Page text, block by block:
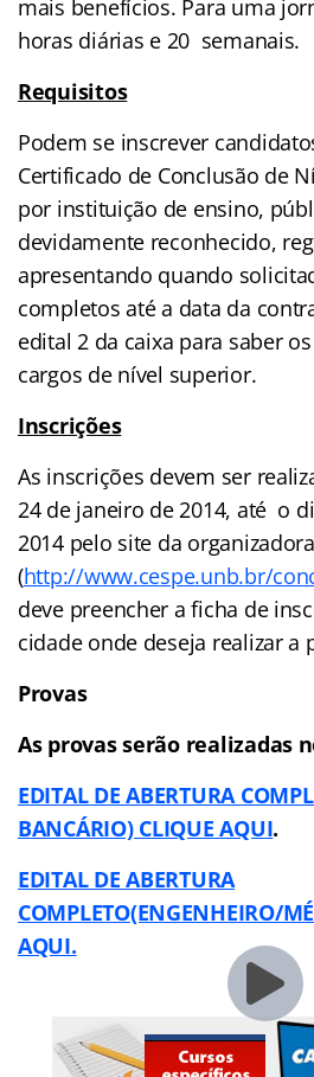
mais benefícios. Para uma
horas diárias e 20 semanais.
Requisitos
Podem se inscrever
Certificado de Conclusão de
por instituição de ensino,
devidamente reconhecido,
apresentando quando
completos até a data da
edital 2 da caixa para saber
cargos de nível superior.
Inscrições
As inscrições devem ser
24 de janeiro de 2014, até o
2014 pelo site da
(http://www.cespe.unb.br/
deve preencher a ficha de
cidade onde deseja realizar a
Provas
As provas serão realizadas
EDITAL DE ABERTURA
BANCÁRIO) CLIQUE AQUI.
EDITAL DE ABERTURA
COMPLETO(ENGENHEIRO/
AQUI.